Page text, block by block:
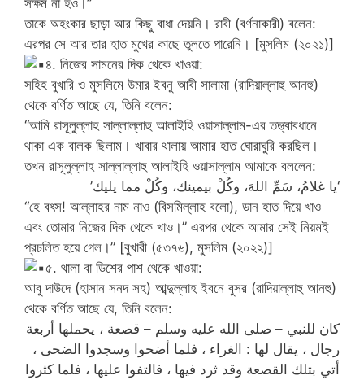
তাকে অহংকার ছাড়া আর কিছু বাধা দেয়নি। রাবী (বর্ণনাকারী) বলেন:
এরপর সে আর তার হাত মুখের কাছে তুলতে পারেনি। [মুসলিম (২০২১)]
৪. নিজের সামনের দিক থেকে খাওয়া:
সহিহ বুখারি ও মুসলিমে উমার ইবনু আবী সালামা (রাদিয়াল্লাহু আনহু)
থেকে বর্ণিত আছে যে, তিনি বলেন:
“আমি রাসূলুল্লাহ সাল্লাল্লাহু আলাইহি ওয়াসাল্লাম-এর তত্ত্বাবধানে
থাকা এক বালক ছিলাম। খাবার থালায় আমার হাত ঘোরাঘুরি করছিল।
তখন রাসূলুল্লাহ সাল্লাল্লাহু আলাইহি ওয়াসাল্লাম আমাকে বললেন:
‘يا غلامُ، سَمِّ اللهَ، وكُلْ بيمينك، وكُلْ مما يليك’
“হে বৎস! আল্লাহর নাম নাও (বিসমিল্লাহ বলো), ডান হাত দিয়ে খাও
এবং তোমার নিজের দিক থেকে খাও।” এরপর থেকে আমার সেই নিয়মই
প্রচলিত হয়ে গেল।” [বুখারী (৫৩৭৬), মুসলিম (২০২২)]
৫. থালা বা ডিশের পাশ থেকে খাওয়া:
আবু দাউদে (হাসান সনদ সহ) আব্দুল্লাহ ইবনে বুসর (রাদিয়াল্লাহু আনহু)
থেকে বর্ণিত আছে যে, তিনি বলেন:
كان للنبي – صلى الله عليه وسلم – قصعة ، يحملها أربعة
رجال ، يقال لها : الغراء ، فلما أضحوا وسجدوا الضحى ،
أتي بتلك القصعة وقد ثرد فيها ، فالتفوا عليها ، فلما كثروا